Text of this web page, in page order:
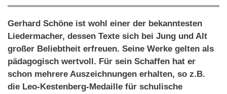
Gerhard Schöne ist wohl einer der bekanntesten
Liedermacher, dessen Texte sich bei Jung und Alt
großer Beliebtheit erfreuen. Seine Werke gelten als
pädagogisch wertvoll. Für sein Schaffen hat er
schon mehrere Auszeichnungen erhalten, so z.B.
die Leo-Kestenberg-Medaille für schulische